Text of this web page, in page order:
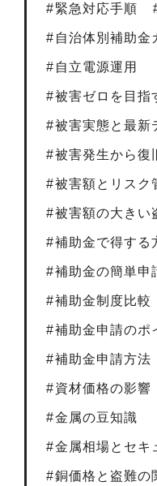
緊急対応手順
自治体別補助金
自立電源運用
被害ゼロを目指
被害実態と最新
被害発生から復
被害額とリスク
被害額の大きい
補助金で得する
補助金の簡単申
補助金制度比較
補助金申請のポ
補助金申請方法
資材価格の影響
金属の豆知識
金属相場とセキ
銅価格と盗難の